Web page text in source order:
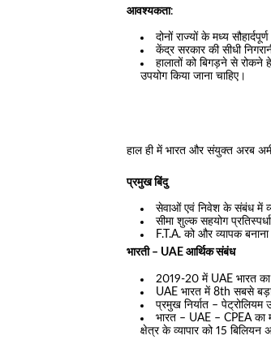
आवश्यकता:
दोनों राज्यों के मध्य
केंद्र सरकार की सीधी
हालातों को बिगड़ने से रोकने
उपयोग किया जाना चाहिए।
हाल ही में भारत और संयुक्त अरब
प्रमुख बिंदु
सेवाओं एवं निवेश के संबंध में
सीमा शुल्क सहयोग
F.T.A. को और व्यापक
भारती – UAE आर्थिक संबंध
2019-20 में UAE भारत का
UAE भारत में 8th सबसे
प्रमुख निर्यात – पेट्रोलियम
भारत – UAE – CPEA का
क्षेत्र के व्यापार को 15